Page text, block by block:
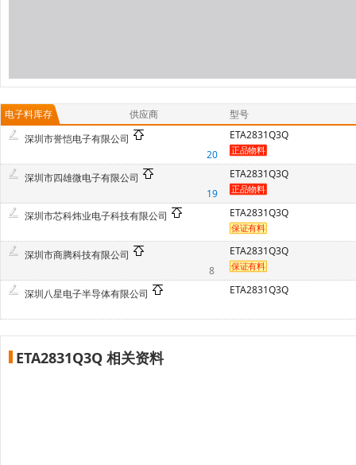
电子料库存 供应商
型号
深圳市誉恺电子有限公司
20
ETA2831Q3Q
深圳市四雄微电子有限公司
19
ETA2831Q3Q
深圳市芯科炜业电子科技有限公司 ETA2831Q3Q
深圳市商腾科技有限公司
8
ETA2831Q3Q
深圳八星电子半导体有限公司 ETA2831Q3Q
ETA2831Q3Q 相关资料